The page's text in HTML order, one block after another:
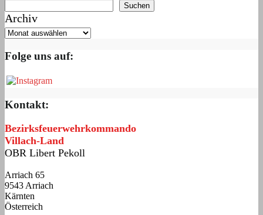
Suchen
Archiv
Folge uns auf:
Kontakt:
Bezirksfeuerwehrkommando
Villach-Land
OBR Libert Pekoll
Arriach 65
9543 Arriach
Kärnten
Österreich